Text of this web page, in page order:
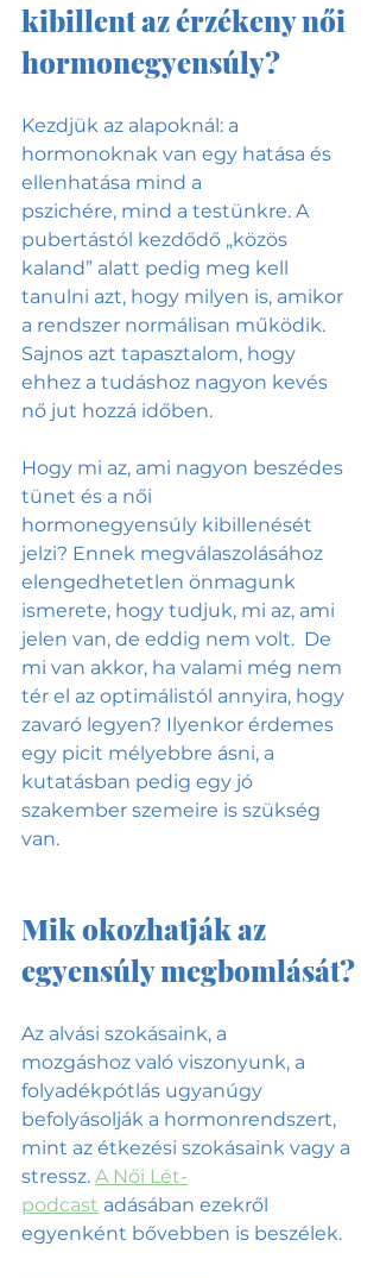
kibillent az érzékeny női
hormonegyensúly?
Kezdjük az alapoknál: a
hormonoknak van egy hatása és
ellenhatása mind a
pszichére, mind a testünkre. A
pubertástól kezdődő „közös
kaland” alatt pedig meg kell
tanulni azt, hogy milyen is, amikor
a rendszer normálisan működik.
Sajnos azt tapasztalom, hogy
ehhez a tudáshoz nagyon kevés
nő jut hozzá időben.
Hogy mi az, ami nagyon beszédes
tünet és a női
hormonegyensúly kibillenését
jelzi? Ennek megválaszolásához
elengedhetetlen önmagunk
ismerete, hogy tudjuk, mi az, ami
jelen van, de eddig nem volt.  De
mi van akkor, ha valami még nem
tér el az optimálistól annyira, hogy
zavaró legyen? Ilyenkor érdemes
egy picit mélyebbre ásni, a
kutatásban pedig egy jó
szakember szemeire is szükség
van.
Mik okozhatják az
egyensúly megbomlását?
Az alvási szokásaink, a
mozgáshoz való viszonyunk, a
folyadékpótlás ugyanúgy
befolyásolják a hormonrendszert,
mint az étkezési szokásaink vagy a
stressz. A Női Lét-
podcast adásában ezekről
egyenként bővebben is beszélek.